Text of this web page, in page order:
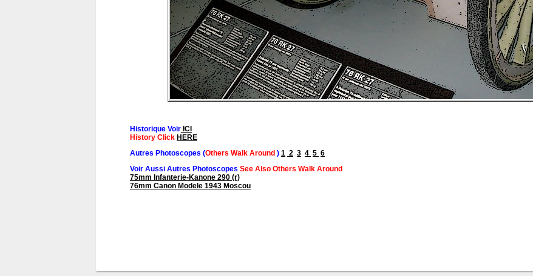
Historique Voir ICI
History Click HERE
Autres Photoscopes (Others Walk Around ) 1 2 3 4 5 6
Voir Aussi Autres Photoscopes See Also Others Walk Around
75mm Infanterie-Kanone 290 (r)
76mm Canon Modele 1943 Moscou